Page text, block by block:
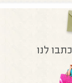
כתבו לנו